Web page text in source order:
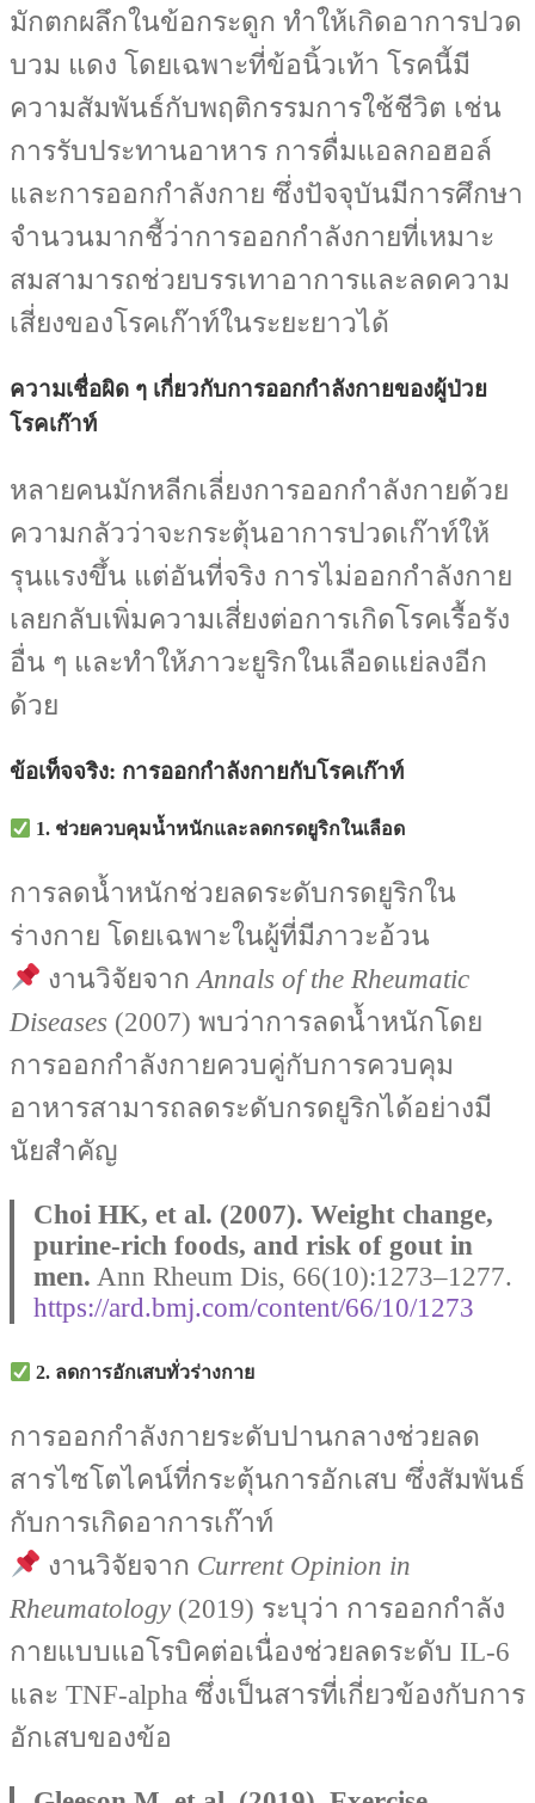
มักตกผลึกในข้อกระดูก ทำให้เกิดอาการปวด
บวม แดง โดยเฉพาะที่ข้อนิ้วเท้า โรคนี้มี
ความสัมพันธ์กับพฤติกรรมการใช้ชีวิต เช่น
การรับประทานอาหาร การดื่มแอลกอฮอล์
และการออกกำลังกาย ซึ่งปัจจุบันมีการศึกษา
จำนวนมากชี้ว่าการออกกำลังกายที่เหมาะ
สมสามารถช่วยบรรเทาอาการและลดความ
เสี่ยงของโรคเก๊าท์ในระยะยาวได้
ความเชื่อผิด ๆ เกี่ยวกับการออกกำลังกายของผู้ป่วย
โรคเก๊าท์
หลายคนมักหลีกเลี่ยงการออกกำลังกายด้วย
ความกลัวว่าจะกระตุ้นอาการปวดเก๊าท์ให้
รุนแรงขึ้น แต่อันที่จริง การไม่ออกกำลังกาย
เลยกลับเพิ่มความเสี่ยงต่อการเกิดโรคเรื้อรัง
อื่น ๆ และทำให้ภาวะยูริกในเลือดแย่ลงอีก
ด้วย
ข้อเท็จจริง: การออกกำลังกายกับโรคเก๊าท์
1. ช่วยควบคุมน้ำหนักและลดกรดยูริกในเลือด
การลดน้ำหนักช่วยลดระดับกรดยูริกใน
ร่างกาย โดยเฉพาะในผู้ที่มีภาวะอ้วน
งานวิจัยจากAnnals of the Rheumatic
Diseases (2007) พบว่าการลดน้ำหนักโดย
การออกกำลังกายควบคู่กับการควบคุม
อาหารสามารถลดระดับกรดยูริกได้อย่างมี
นัยสำคัญ
Choi HK, et al. (2007). Weight change,
purine-rich foods, and risk of gout in
men. Ann Rheum Dis, 66(10):1273–1277.
https://ard.bmj.com/content/66/10/1273
2. ลดการอักเสบทั่วร่างกาย
การออกกำลังกายระดับปานกลางช่วยลด
สารไซโตไคน์ที่กระตุ้นการอักเสบ ซึ่งสัมพันธ์
กับการเกิดอาการเก๊าท์
งานวิจัยจาก Current Opinion in
Rheumatology (2019) ระบุว่า การออกกำลัง
กายแบบแอโรบิคต่อเนื่องช่วยลดระดับ IL-6
และ TNF-alpha ซึ่งเป็นสารที่เกี่ยวข้องกับการ
อักเสบของข้อ